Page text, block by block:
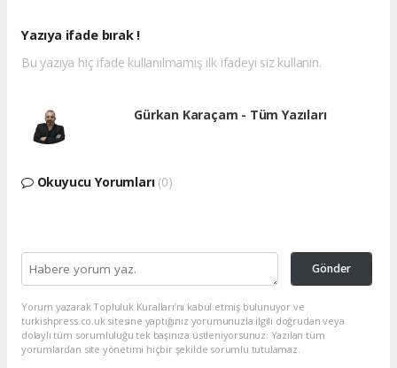
Yazıya ifade bırak !
Bu yazıya hiç ifade kullanılmamış ilk ifadeyi siz kullanın.
Gürkan Karaçam - Tüm Yazıları
Okuyucu Yorumları (0)
Gönder
Yorum yazarak Topluluk Kuralları’nı kabul etmiş bulunuyor ve
turkishpress.co.uk sitesine yaptığınız yorumunuzla ilgili doğrudan veya
dolaylı tüm sorumluluğu tek başınıza üstleniyorsunuz. Yazılan tüm
yorumlardan site yönetimi hiçbir şekilde sorumlu tutulamaz.